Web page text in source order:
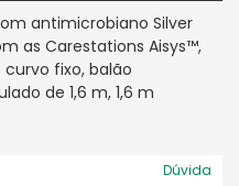
antimicrobiano Silver
as Carestations Aisys™,
fixo, balão
de 1,6 m, 1,6 m
Dúvida